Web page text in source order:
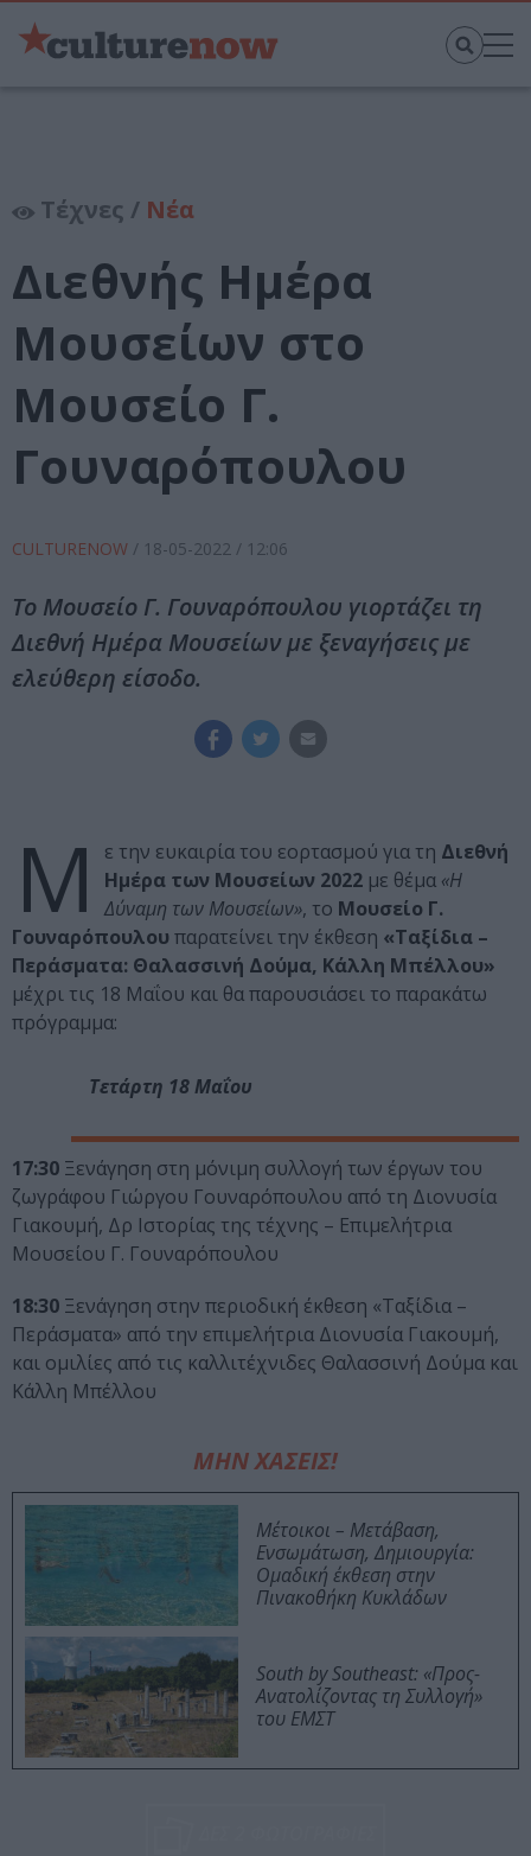
Τέχνες / Νέα
Διεθνής Ημέρα
Μουσείων στο
Μουσείο Γ.
Γουναρόπουλου
CULTURENOW / 18-05-2022 / 12:06
Το Μουσείο Γ. Γουναρόπουλου γιορτάζει τη
Διεθνή Ημέρα Μουσείων με ξεναγήσεις με
ελεύθερη είσοδο.
Μ ε την ευκαιρία του εορτασμού για τη Διεθνή
Ημέρα των Μουσείων 2022 με θέμα «Η
Δύναμη των Μουσείων», το Μουσείο Γ.
Γουναρόπουλου παρατείνει την έκθεση «Ταξίδια –
Περάσματα: Θαλασσινή Δούμα, Κάλλη Μπέλλου»
μέχρι τις 18 Μαΐου και θα παρουσιάσει το παρακάτω
πρόγραμμα:
Τετάρτη 18 Μαΐου
17:30 Ξενάγηση στη μόνιμη συλλογή των έργων του
ζωγράφου Γιώργου Γουναρόπουλου από τη Διονυσία
Γιακουμή, Δρ Ιστορίας της τέχνης – Επιμελήτρια
Μουσείου Γ. Γουναρόπουλου
18:30 Ξενάγηση στην περιοδική έκθεση «Ταξίδια –
Περάσματα» από την επιμελήτρια Διονυσία Γιακουμή,
και ομιλίες από τις καλλιτέχνιδες Θαλασσινή Δούμα και
Κάλλη Μπέλλου
ΜΗΝ ΧΑΣΕΙΣ!
Μέτοικοι – Μετάβαση,
Ενσωμάτωση, Δημιουργία:
Ομαδική έκθεση στην
Πινακοθήκη Κυκλάδων
South by Southeast: «Προς-
Ανατολίζοντας τη Συλλογή»
του ΕΜΣΤ